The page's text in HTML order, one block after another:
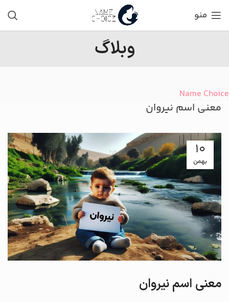
منو
وبلاگ
Name Choice
معنی اسم نیروان
10
بهمن
معنی اسم نیروان